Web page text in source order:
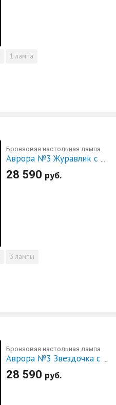
1 лампа
Бронзовая настольная лампа
Аврора №3 Журавлик с абажуром
28 590 руб.
3 лампы
Бронзовая настольная лампа
Аврора №3 Звездочка с абажуром
28 590 руб.